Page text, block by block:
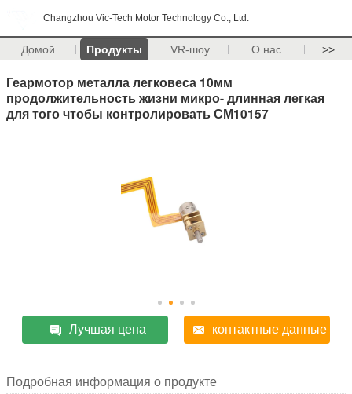
Changzhou Vic-Tech Motor Technology Co., Ltd.
Домой Продукты VR-шоу О нас >>
Геармотор металла легковеса 10мм
продолжительность жизни микро- длинная легкая
для того чтобы контролировать СМ10157
Лучшая цена контактные данные
Подробная информация о продукте